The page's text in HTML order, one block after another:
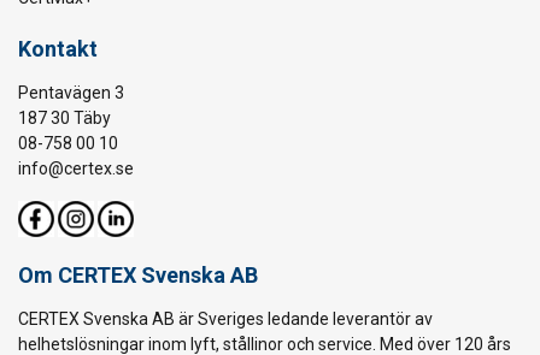
Kontakt
Pentavägen 3
187 30 Täby
08-758 00 10
info@certex.se
Om CERTEX Svenska AB
CERTEX Svenska AB är Sveriges ledande leverantör av
helhetslösningar inom lyft, stållinor och service. Med över 120 års